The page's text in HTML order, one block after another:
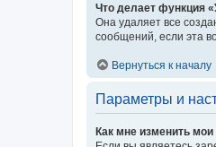
Что делает функция
Она удаляет все
сообщений, если эта
Вернуться к началу
Параметры и
Как мне изменить мои